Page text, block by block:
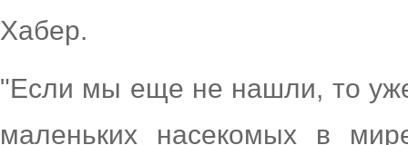
Хабер.
"Если мы еще не нашли, то
маленьких насекомых в